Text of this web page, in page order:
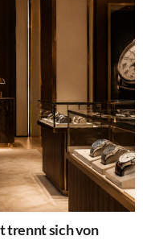
trennt sich von